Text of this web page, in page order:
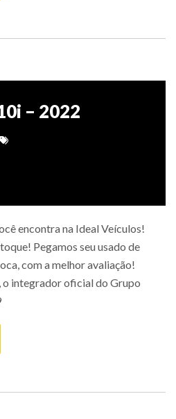
– 2022
encontra na Ideal Veículos!
Pegamos seu usado de
com a melhor avaliação!
integrador oficial do Grupo